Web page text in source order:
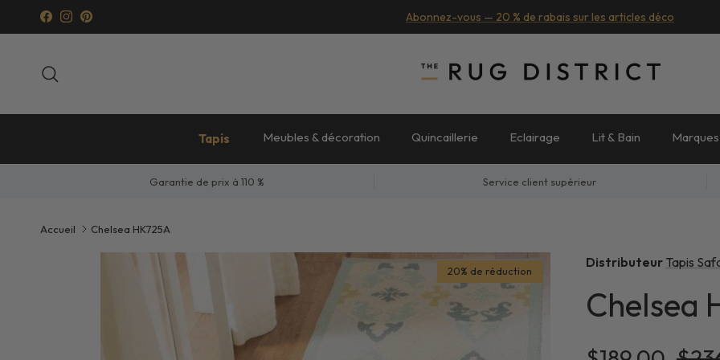
Aller au contenu
Facebook
Instagram
Pinterest Abonnez-vous — 20 % de rabais sur les articles déco
Tapis Meubles & décoration Quincaillerie Eclairage Lit & Bain Marques
Garantie de prix à 110 % Service client supérieur
Accueil Chelsea HK725A
Passer aux informations produits
20% de réduction
Distributeur Tapis
Chelsea